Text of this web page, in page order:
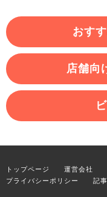
おす
店舗向
トップページ 運営会社
プライバシーポリシー
記